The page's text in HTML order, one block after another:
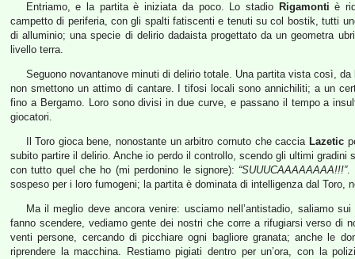
Entriamo, e la partita è iniziata da poco. Lo stadio Rigamonti è
campetto di periferia, con gli spalti fatiscenti e tenuti su col bostik, tutti
di alluminio; una specie di delirio dadaista progettato da un geometra
livello terra.
Seguono novantanove minuti di delirio totale. Una partita vista così,
non smettono un attimo di cantare. I tifosi locali sono annichiliti; a un
fino a Bergamo. Loro sono divisi in due curve, e passano il tempo a
giocatori.
Il Toro gioca bene, nonostante un arbitro cornuto che caccia Lazetic
subito partire il delirio. Anche io perdo il controllo, scendo gli ultimi gradini
con tutto quel che ho (mi perdonino le signore): “SUUUCAAAAAAAA!!!”.
sospeso per i loro fumogeni; la partita è dominata di intelligenza dal Toro,
Ma il meglio deve ancora venire: usciamo nell’antistadio, saliamo
fanno scendere, vediamo gente dei nostri che corre a rifugiarsi verso di
venti persone, cercando di picchiare ogni bagliore granata; anche le
riprendere la macchina. Restiamo pigiati dentro per un’ora, con la